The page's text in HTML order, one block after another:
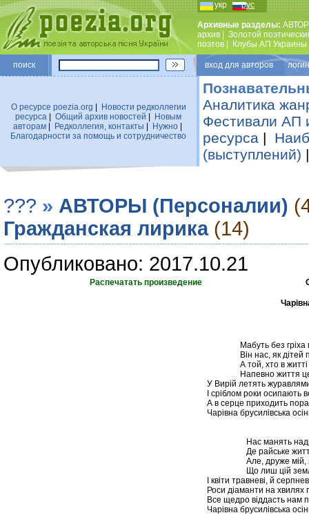
укр рус
Архивные разделы:
архив
Золотой
поэтов
Клубы АП Украины
поиск вход для авторов
О ресурсе poezia.org
Новости редколлегии
ресурса
Общий архив новостей
Новым
авторам| Редколлегия, контакты Нужно|
Благодарности за помощь и сотрудничество
Аналитика
Фестивали АП
ресурса |
(выступлений)
??? » АВТОРЫ (Персоналии)
Гражданская лирика (14)
Опубликовано: 2017.10.21
Распечатать произведение
Мабуть без гріха в
Він нас, як дітей
А той, хто в житті
Напевно життя це
У Вирій летять
І сріблом роки осипають
А в серце приходить
Чарівна брусилівська
Нас манять надії в
Де райське життя ,
Але, друже мій,
Що лиш цій землі,
І квіти травневі, й
Роси діаманти на хвилях
Все щедро віддасть нам
Чарівна брусилівська